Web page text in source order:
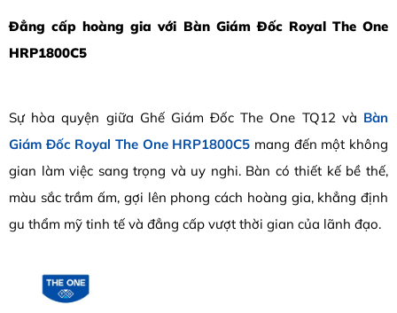
Đẳng cấp hoàng gia với Bàn Giám Đốc Royal The One
HRP1800C5
Sự hòa quyện giữa Ghế Giám Đốc The One TQ12 và Bàn
Giám Đốc Royal The One HRP1800C5 mang đến một không
gian làm việc sang trọng và uy nghi. Bàn có thiết kế bề thế,
màu sắc trầm ấm, gợi lên phong cách hoàng gia, khẳng định
gu thẩm mỹ tinh tế và đẳng cấp vượt thời gian của lãnh đạo.